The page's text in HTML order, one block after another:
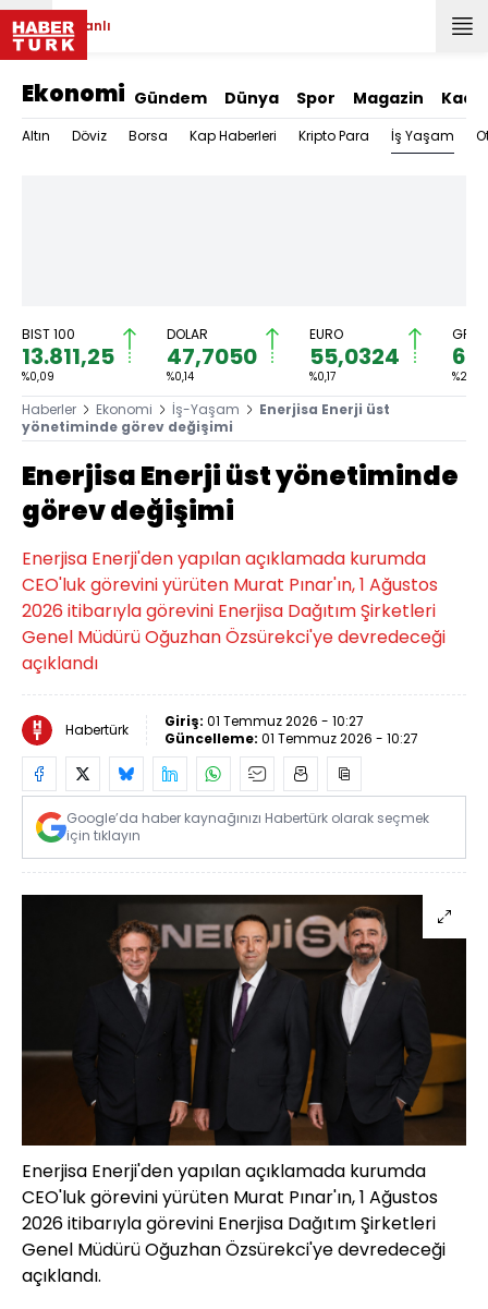
Canlı
Ekonomi Gündem Dünya Spor Magazin
Altın Döviz Borsa Kap Haberleri Kripto Para İş Yaşam
BIST 100
13.811,25
%0,09
DOLAR
47,7050
%0,14
EURO
55,0324
%0,17 %2,00
Haberler Ekonomi İş-Yaşam
Enerjisa Enerji üst
yönetiminde görev değişimi
Enerjisa Enerji üst yönetiminde
görev değişimi
Enerjisa Enerji'den yapılan açıklamada kurumda
CEO'luk görevini yürüten Murat Pınar'ın, 1 Ağustos
2026 itibarıyla görevini Enerjisa Dağıtım Şirketleri
Genel Müdürü Oğuzhan Özsürekci'ye devredeceği
açıklandı
Habertürk Giriş: 01 Temmuz 2026 - 10:27
Güncelleme: 01 Temmuz 2026 - 10:27
Google’da haber kaynağınızı Habertürk olarak seçmek
için tıklayın
Enerjisa Enerji'den yapılan açıklamada kurumda
CEO'luk görevini yürüten Murat Pınar'ın, 1 Ağustos
2026 itibarıyla görevini Enerjisa Dağıtım Şirketleri
Genel Müdürü Oğuzhan Özsürekci'ye devredeceği
açıklandı.